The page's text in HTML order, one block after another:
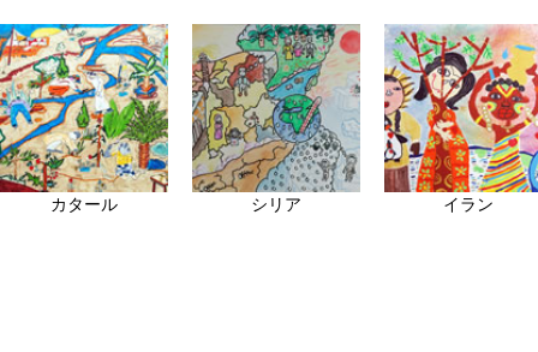
カタール シリア イラン